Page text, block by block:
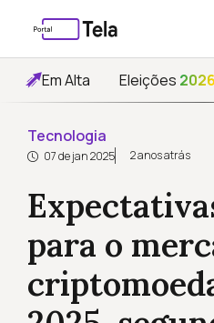
Em Alta Eleições 2026
Tecnologia
07 de jan 2025 2 anos atrás
para o